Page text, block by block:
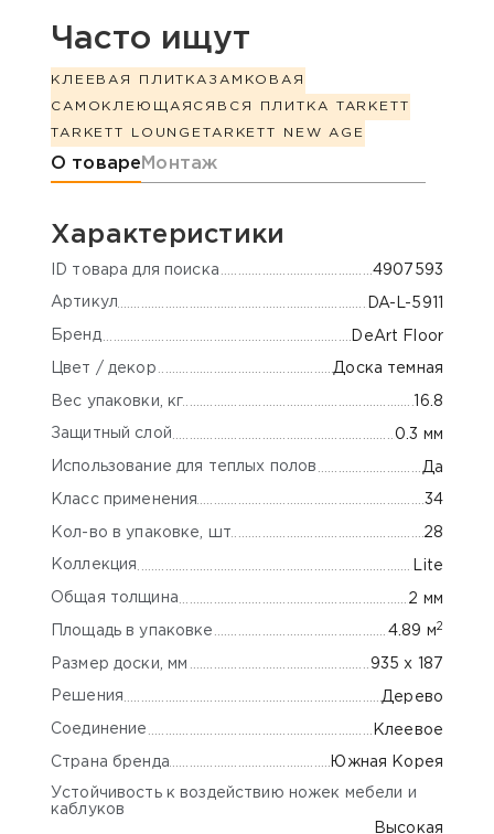
Часто ищут
КЛЕЕВАЯ ПЛИТКА ЗАМКОВАЯ
САМОКЛЕЮЩАЯСЯ ВСЯ ПЛИТКА TARKETT
TARKETT LOUNGETARKETT NEW AGE
Информация о товаре
О товаре Монтаж
Характеристики
ID товара для поиска 4907593
Артикул DA-L-5911
Бренд DeArt Floor
Цвет / декор Доска темная
Вес упаковки, кг 16.8
Защитный слой 0.3 мм
Использование для теплых полов Да
Класс применения 34
Кол-во в упаковке, шт 28
Коллекция Lite
Общая толщина 2 мм
Площадь в упаковке 4.89 м 2
Размер доски, мм 935 х 187
Решения Дерево
Соединение Клеевое
Страна бренда Южная Корея
Устойчивость к воздействию ножек мебели и
каблуков
Высокая